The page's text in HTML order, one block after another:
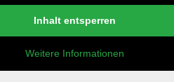
Inhalt entsperren
Weitere Informationen